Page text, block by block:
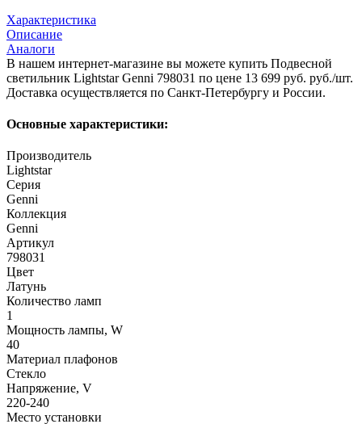
Характеристика
Описание
Аналоги
В нашем интернет-магазине вы можете купить Подвесной
светильник Lightstar Genni 798031 по цене 13 699 руб. руб./шт.
Доставка осуществляется по Санкт-Петербургу и России.
Основные характеристики:
Производитель
Lightstar
Серия
Genni
Коллекция
Genni
Артикул
798031
Цвет
Латунь
Количество ламп
1
Мощность лампы, W
40
Материал плафонов
Стекло
Напряжение, V
220-240
Место установки